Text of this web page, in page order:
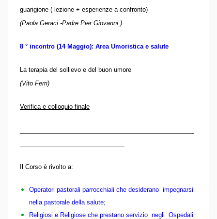
guarigione ( lezione + esperienze a confronto)
(Paola Geraci -Padre Pier Giovanni )
8 ° incontro (14 Maggio): Area Umoristica e salute
La terapia del sollievo e del buon umore
(Vito Ferri)
Verifica e colloquio finale
Il Corso è rivolto a:
Operatori pastorali parrocchiali che desiderano impegnarsi
nella pastorale della salute;
Religiosi e Religiose che prestano servizio negli Ospedali